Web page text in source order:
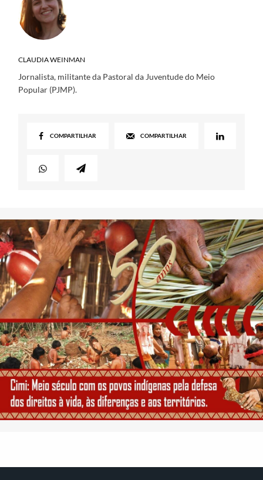
CLAUDIA WEINMAN
Jornalista, militante da Pastoral da Juventude do Meio
Popular (PJMP).
COMPARTILHAR COMPARTILHAR